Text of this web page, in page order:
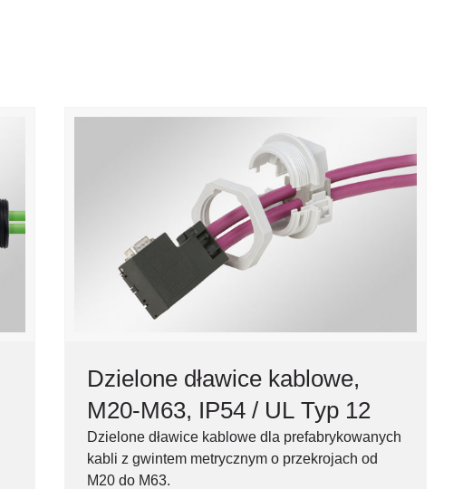
Dzielone dławice kablowe,
M20-M63, IP54 / UL Typ 12
Dzielone dławice kablowe dla prefabrykowanych
kabli z gwintem metrycznym o przekrojach od
M20 do M63.